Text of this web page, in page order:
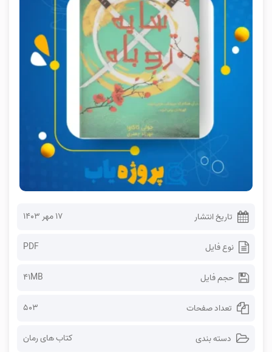
تاریخ انتشار ۱۷ مهر ۱۴۰۳
نوع فایل PDF
حجم فایل 41MB
تعداد صفحات 503
دسته بندی کتاب های رمان